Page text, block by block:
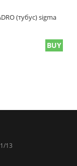
(тубус) sigma
BUY
13